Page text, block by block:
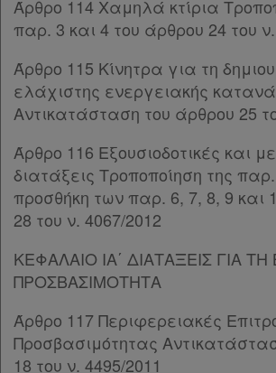
Άρθρο 114 Χαμηλά κτίρια
παρ. 3 και 4 του άρθρου 24 του
Άρθρο 115 Κίνητρα για τη
ελάχιστης ενεργειακής
Αντικατάσταση του άρθρου 25
Άρθρο 116 Εξουσιοδοτικές και
διατάξεις Τροποποίηση της
προσθήκη των παρ. 6, 7, 8, 9 και
28 του ν. 4067/2012
ΚΕΦΑΛΑΙΟ ΙΑ΄ ΔΙΑΤΑΞΕΙΣ ΓΙΑ ΤΗ
ΠΡΟΣΒΑΣΙΜΟΤΗΤΑ
Άρθρο 117 Περιφερειακές
Προσβασιμότητας
18 του ν. 4495/2011